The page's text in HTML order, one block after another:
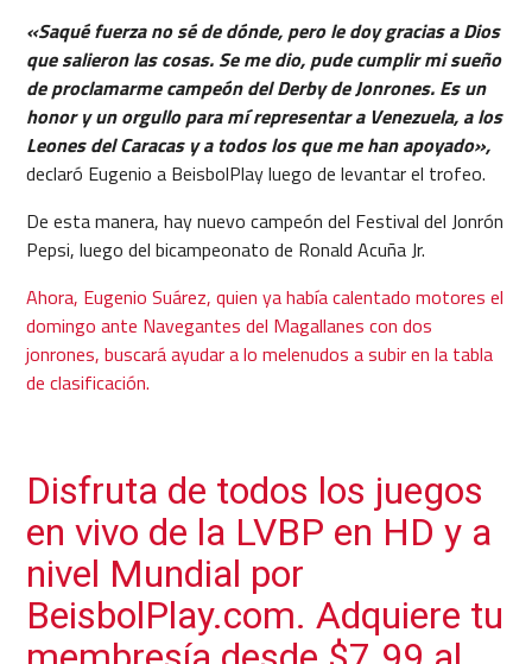
«Saqué fuerza no sé de dónde, pero le doy gracias a Dios
que salieron las cosas. Se me dio, pude cumplir mi sueño
de proclamarme campeón del Derby de Jonrones. Es un
honor y un orgullo para mí representar a Venezuela, a los
Leones del Caracas y a todos los que me han apoyado»,
declaró Eugenio a BeisbolPlay luego de levantar el trofeo.
De esta manera, hay nuevo campeón del Festival del Jonrón
Pepsi, luego del bicampeonato de Ronald Acuña Jr.
Ahora, Eugenio Suárez, quien ya había calentado motores el
domingo ante Navegantes del Magallanes con dos
jonrones, buscará ayudar a lo melenudos a subir en la tabla
de clasificación.
Disfruta de todos los juegos
en vivo de la LVBP en HD y a
nivel Mundial por
BeisbolPlay.com. Adquiere tu